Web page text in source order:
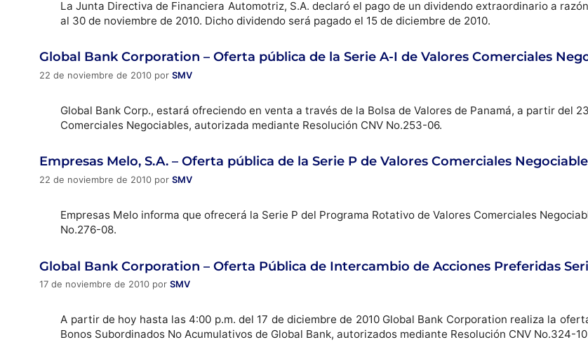
La Junta Directiva de Financiera Automotriz, S.A. declaró el pago de un dividendo extraordinario a
al 30 de noviembre de 2010. Dicho dividendo será pagado el 15 de diciembre de 2010.
Global Bank Corporation – Oferta pública de la Serie A-I de Valores Comerciales
22 de noviembre de 2010 por SMV
Global Bank Corp., estará ofreciendo en venta a través de la Bolsa de Valores de Panamá, a partir del
Comerciales Negociables, autorizada mediante Resolución CNV No.253-06.
Empresas Melo, S.A. – Oferta pública de la Serie P de Valores Comerciales
22 de noviembre de 2010 por SMV
Empresas Melo informa que ofrecerá la Serie P del Programa Rotativo de Valores Comerciales
No.276-08.
Global Bank Corporation – Oferta Pública de Intercambio de Acciones Preferidas
17 de noviembre de 2010 por SMV
A partir de hoy hasta las 4:00 p.m. del 17 de diciembre de 2010 Global Bank Corporation realiza la
Bonos Subordinados No Acumulativos de Global Bank, autorizados mediante Resolución CNV No.324-